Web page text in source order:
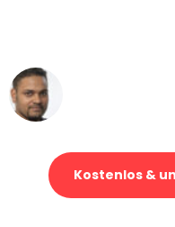
Kostenlos &